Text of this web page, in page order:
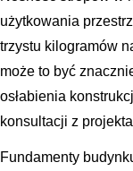
użytkowania
trzystu kilogramów
może to być
osłabienia
konsultacji z
Fundamenty